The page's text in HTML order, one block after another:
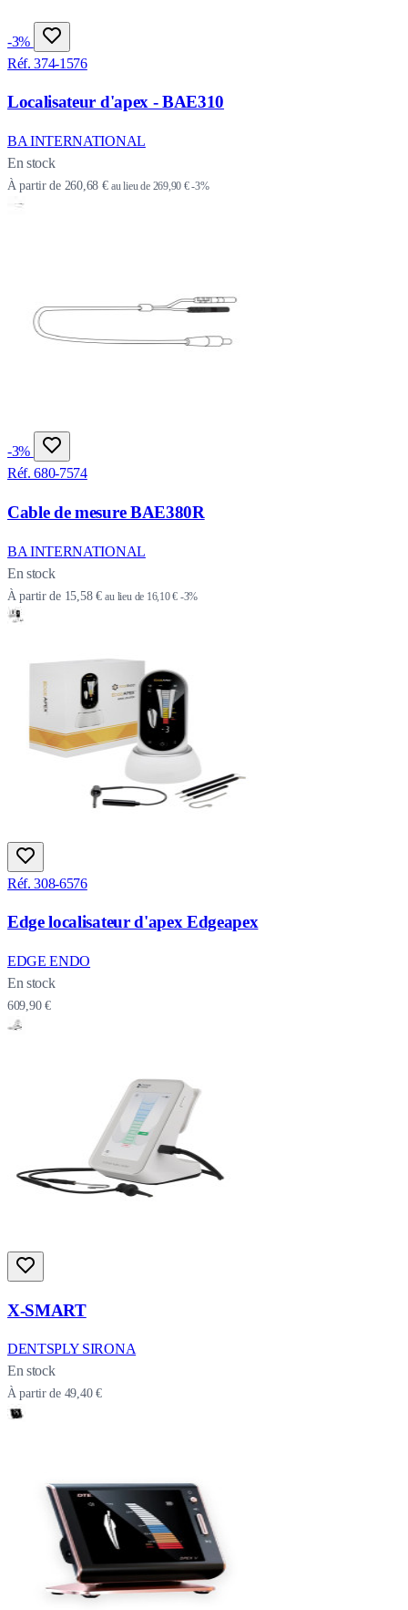
-3%
Réf. 374-1576
Localisateur d'apex - BAE310
BA INTERNATIONAL
En stock
À partir de 260,68 € au lieu de 269,90 €-3%
-3%
Réf. 680-7574
Cable de mesure BAE380R
BA INTERNATIONAL
En stock
À partir de 15,58 € au lieu de 16,10 € -3%
Réf. 308-6576
Edge localisateur d'apex Edgeapex
EDGE ENDO
En stock
609,90 €
X-SMART
DENTSPLY SIRONA
En stock
À partir de 49,40 €